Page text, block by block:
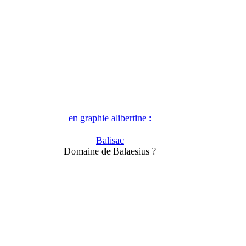
en graphie alibertine :
Balisac
Domaine de Balaesius ?